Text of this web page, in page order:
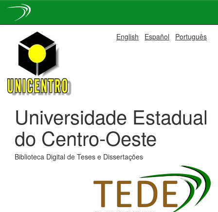
navigation
English Español Português
Universidade Estadual
do Centro-Oeste
Biblioteca Digital de Teses e Dissertações